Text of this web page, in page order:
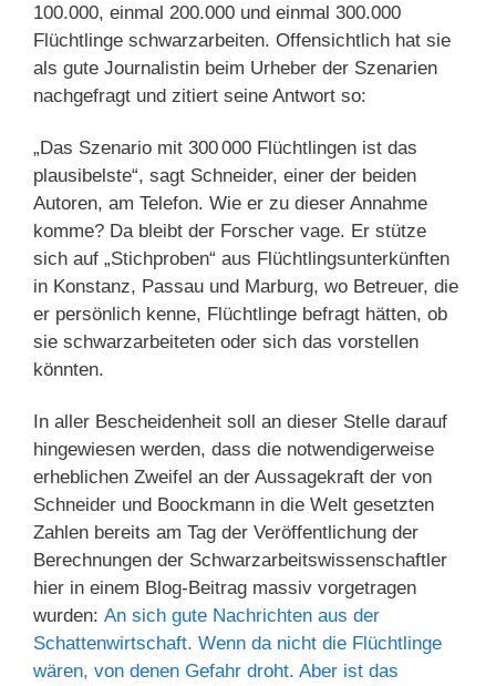
100.000, einmal 200.000 und einmal 300.000
Flüchtlinge schwarzarbeiten. Offensichtlich hat sie
als gute Journalistin beim Urheber der Szenarien
nachgefragt und zitiert seine Antwort so:
„Das Szenario mit 300 000 Flüchtlingen ist das
plausibelste“, sagt Schneider, einer der beiden
Autoren, am Telefon. Wie er zu dieser Annahme
komme? Da bleibt der Forscher vage. Er stütze
sich auf „Stichproben“ aus Flüchtlingsunterkünften
in Konstanz, Passau und Marburg, wo Betreuer, die
er persönlich kenne, Flüchtlinge befragt hätten, ob
sie schwarzarbeiteten oder sich das vorstellen
könnten.
In aller Bescheidenheit soll an dieser Stelle darauf
hingewiesen werden, dass die notwendigerweise
erheblichen Zweifel an der Aussagekraft der von
Schneider und Boockmann in die Welt gesetzten
Zahlen bereits am Tag der Veröffentlichung der
Berechnungen der Schwarzarbeitswissenschaftler
hier in einem Blog-Beitrag massiv vorgetragen
wurden: An sich gute Nachrichten aus der
Schattenwirtschaft. Wenn da nicht die Flüchtlinge
wären, von denen Gefahr droht. Aber ist das